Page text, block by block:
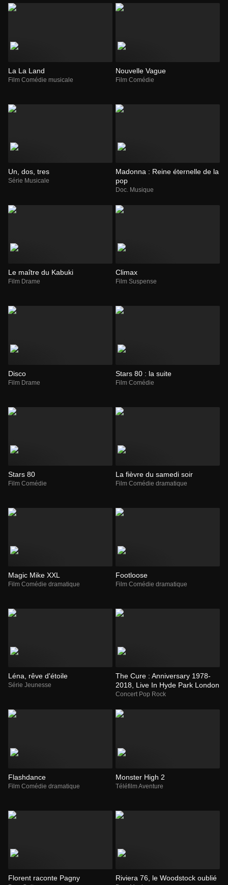
La La Land
Film Comédie musicale
Nouvelle Vague
Film Comédie
Un, dos, tres
Série Musicale
Madonna : Reine éternelle de la
pop
Doc. Musique
Le maître du Kabuki
Film Drame
Climax
Film Suspense
Disco
Film Drame
Stars 80 : la suite
Film Comédie
Stars 80
Film Comédie
La fièvre du samedi soir
Film Comédie dramatique
Magic Mike XXL
Film Comédie dramatique
Footloose
Film Comédie dramatique
Léna, rêve d'étoile
Série Jeunesse
The Cure : Anniversary 1978-
2018, Live In Hyde Park London
Concert Pop Rock
Flashdance
Film Comédie dramatique
Monster High 2
Téléfilm Aventure
Florent raconte Pagny Riviera 76, le Woodstock oublié